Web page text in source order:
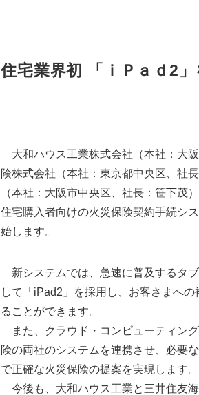
住宅業界初 「ｉＰａｄ2
大和ハウス工業株式会社（本社：大
険株式会社（本社：東京都中央区、社
（本社：大阪市中央区、社長：笹下
住宅購入者向けの火災保険契約手続シ
始します。
新システムでは、急速に普及するタ
して「iPad2」を採用し、お客さまへ
ることができます。
また、クラウド・コンピューティン
険の両社のシステムを連携させ、必要
で正確な火災保険の提案を実現します。
今後も、大和ハウス工業と三井住友